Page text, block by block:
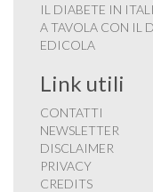
IL DIABETE IN
A TAVOLA CON IL
EDICOLA
Link utili
CONTATTI
NEWSLETTER
DISCLAIMER
PRIVACY
CREDITS